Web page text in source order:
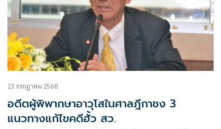
23 กรกฎาคม 2568
อดีตผู้พิพากษาอาวุโสในศาลฎีกาชง 3
แนวทางแก้ไขคดีฮั้ว สว.